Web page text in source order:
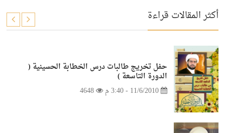
أكثر المقالات قراءة
حفل تخريج طالبات درس الخطابة الحسينية (
الدورة التاسعة )
11/6/2010 - 3:40 م
4648